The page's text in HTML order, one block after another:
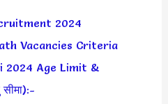
2024
Vacancies Criteria
2024 Age Limit &